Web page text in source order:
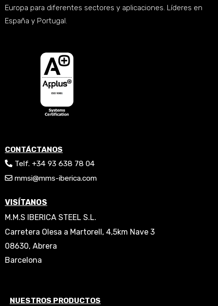
Europa para diferentes sectores y aplicaciones. Líderes en
España y Portugal.
CONTÁCTANOS
Telf. +34 93 638 78 04
mmsi@mms-iberica.com
VISÍTANOS
M.M.S IBERICA STEEL S.L.
Carretera Olesa a Martorell, 4,5km Nave 3
08630, Abrera
Barcelona
NUESTROS PRODUCTOS